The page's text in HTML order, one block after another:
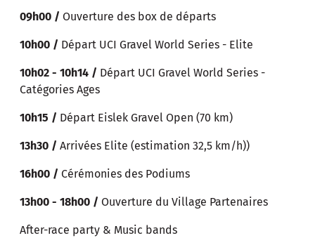
09h00 / Ouverture des box de départs
10h00 / Départ UCI Gravel World Series - Elite
10h02 - 10h14 / Départ UCI Gravel World Series -
Catégories Ages
10h15 / Départ Eislek Gravel Open (70 km)
13h30 / Arrivées Elite (estimation 32,5 km/h))
16h00 / Cérémonies des Podiums
13h00 - 18h00 / Ouverture du Village Partenaires
After-race party & Music bands